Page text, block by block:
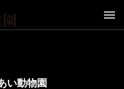
い動物園